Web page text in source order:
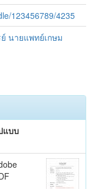
123456789/4235
นายแพทย์เกษม
แบบ